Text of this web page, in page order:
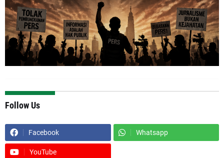
Follow Us
Facebook Whatsapp
YouTube